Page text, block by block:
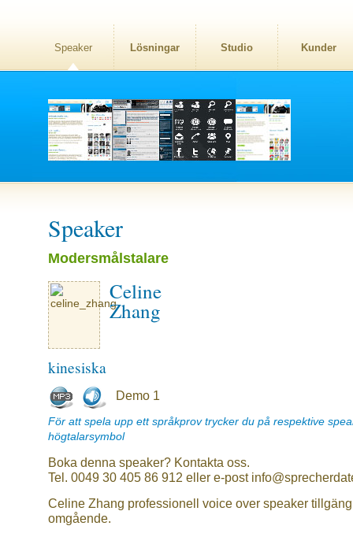
Speaker Lösningar Studio Kunder
Speaker
Modersmålstalare
Celine
Zhang
kinesiska
Demo 1
För att spela upp ett språkprov trycker du på respektive
högtalarsymbol
Boka denna speaker? Kontakta oss.
Tel. 0049 30 405 86 912 eller e-post
Celine Zhang professionell voice over speaker
omgående.